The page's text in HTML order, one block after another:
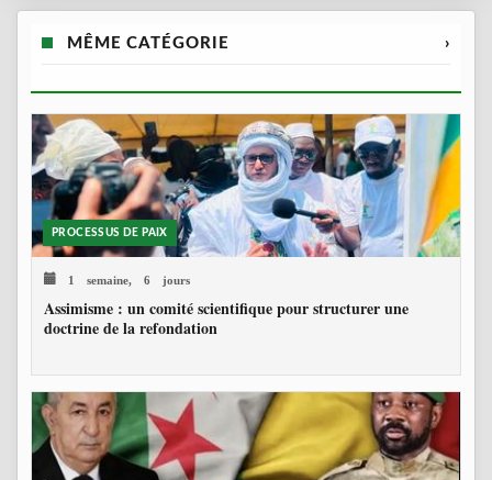
MÊME CATÉGORIE ›
PROCESSUS DE PAIX
1 semaine, 6 jours
Assimisme : un comité scientifique pour structurer une
doctrine de la refondation